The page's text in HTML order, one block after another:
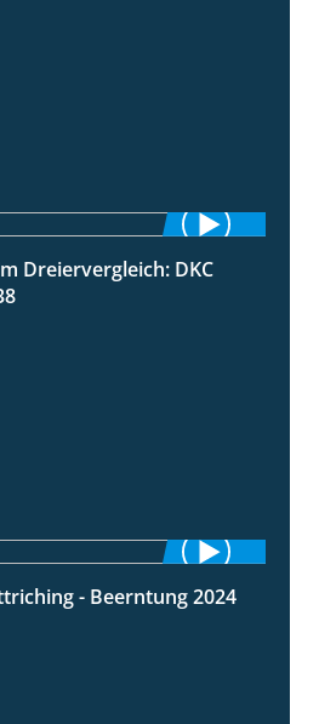
1:41
Dreiervergleich: DKC
12:28
- Beerntung 2024